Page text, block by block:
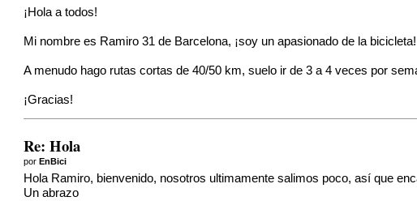
¡Hola a todos!
Mi nombre es Ramiro 31 de Barcelona, ​​¡soy un apasionado de la bicicleta!
A menudo hago rutas cortas de 40/50 km, suelo ir de 3 a 4 veces por
¡Gracias!
Re: Hola
porEnBici
Hola Ramiro, bienvenido, nosotros ultimamente salimos poco, así que
Un abrazo